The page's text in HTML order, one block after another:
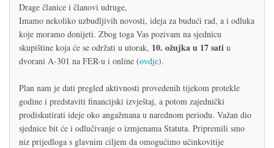
Drage članice i članovi udruge,
Imamo nekoliko uzbudljivih novosti, ideja za budući rad, a i odluka
koje moramo donijeti. Zbog toga Vas pozivam na sjednicu
skupištine koja će se održati u utorak, 10. ožujka u 17 sati u
dvorani A-301 na FER-u i online (ovdje).
Plan nam je dati pregled aktivnosti provedenih tijekom protekle
godine i predstaviti financijski izvještaj, a potom zajednički
prodiskutirati ideje oko angažmana u narednom periodu. Važan dio
sjednice bit će i odlučivanje o izmjenama Statuta. Pripremili smo
niz prijedloga s glavnim ciljem da omogućimo učinkovitije